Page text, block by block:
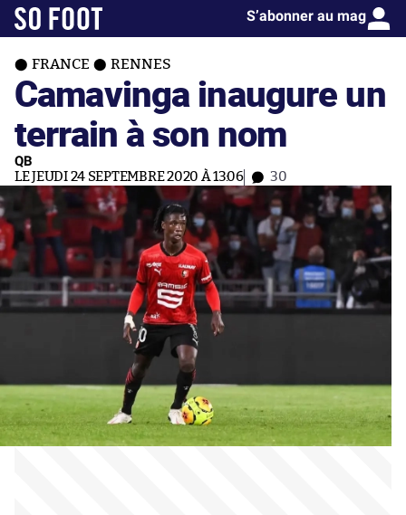
S’abonner au mag
FRANCE RENNES
Camavinga inaugure un
terrain à son nom
QB
LE JEUDI 24 SEPTEMBRE 2020 À 13:06 30